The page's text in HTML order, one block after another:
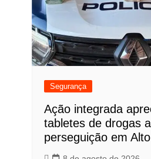
Segurança
Ação integrada
tabletes de drogas
perseguição em